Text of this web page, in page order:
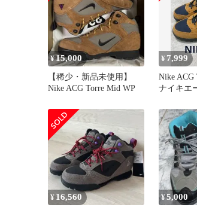
カー ベー
FD0212-
¥15,000
【稀少・新品未使用】
Nike ACG Torre Mid WP
¥ 7,999
Nike ACG
ナイキエ
¥ 16,560 ¥5,000